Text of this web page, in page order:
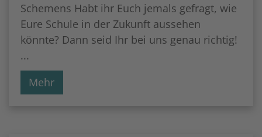
Schemens Habt ihr Euch jemals gefragt, wie
Eure Schule in der Zukunft aussehen
könnte? Dann seid Ihr bei uns genau richtig!
...
Mehr